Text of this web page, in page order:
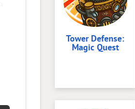
Tower Defense:
Magic Quest